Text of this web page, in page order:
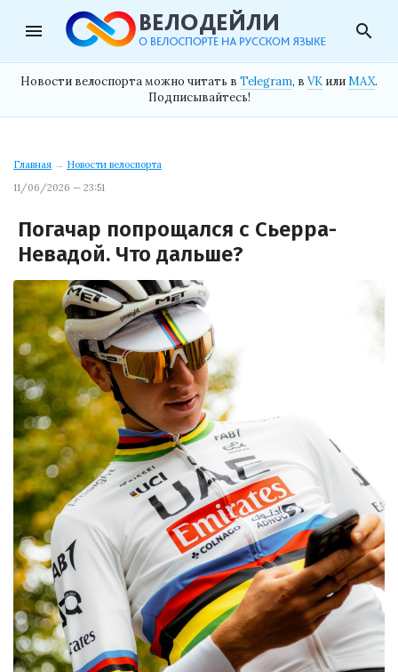
menu search
Новости велоспорта можно читать в Telegram, в VK илиMAX.
Подписывайтесь!
Главная → Новости велоспорта
11/06/2026 — 23:51
Погачар попрощался с Сьерра-
Невадой. Что дальше?